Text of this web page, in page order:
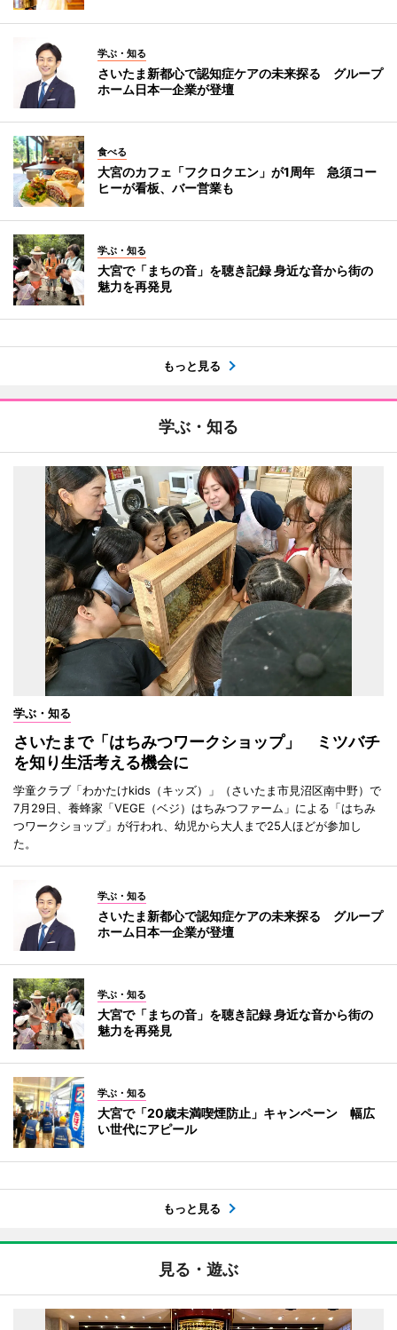
学ぶ・知る
さいたま新都心で認知症ケアの未来探る グループ
ホーム日本一企業が登壇
食べる
大宮のカフェ「フクロクエン」が1周年 急須コー
ヒーが看板、バー営業も
学ぶ・知る
大宮で「まちの音」を聴き記録 身近な音から街の
魅力を再発見
もっと見る
学ぶ・知る
学ぶ・知る
さいたまで「はちみつワークショップ」 ミツバチ
を知り生活考える機会に
学童クラブ「わかたけkids（キッズ）」（さいたま市見沼区南中野）で
7月29日、養蜂家「VEGE（ベジ）はちみつファーム」による「はちみ
つワークショップ」が行われ、幼児から大人まで25人ほどが参加し
た。
学ぶ・知る
さいたま新都心で認知症ケアの未来探る グループ
ホーム日本一企業が登壇
学ぶ・知る
大宮で「まちの音」を聴き記録 身近な音から街の
魅力を再発見
学ぶ・知る
大宮で「20歳未満喫煙防止」キャンペーン 幅広
い世代にアピール
もっと見る
見る・遊ぶ